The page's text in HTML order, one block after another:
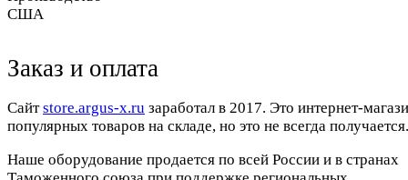
США
Заказ и оплата
Cайтstore.argus-x.ru заработал в 2017. Это интернет-
популярных товаров на складе, но это не всегда
Наше оборудование продается по всей России и в странах